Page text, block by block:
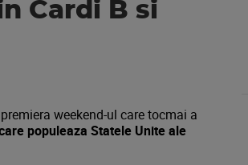
Cardi B si
weekend-ul care tocmai a
populeaza Statele Unite ale